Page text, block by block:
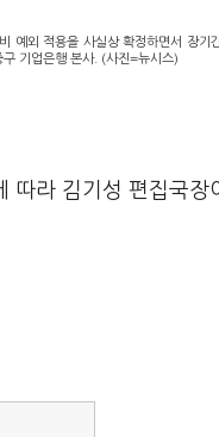
예외 적용을 사실상 확정하면서 장기
기업은행 본사. (사진=뉴시스)
라 김기성 편집국장